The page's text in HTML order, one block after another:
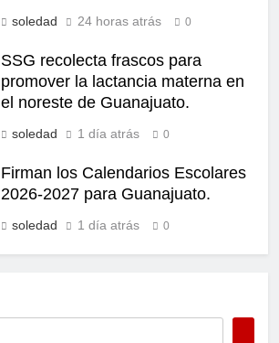
soledad 24 horas atrás 0
SSG recolecta frascos para
promover la lactancia materna en
el noreste de Guanajuato.
soledad 1 día atrás 0
Firman los Calendarios Escolares
2026-2027 para Guanajuato.
soledad 1 día atrás 0